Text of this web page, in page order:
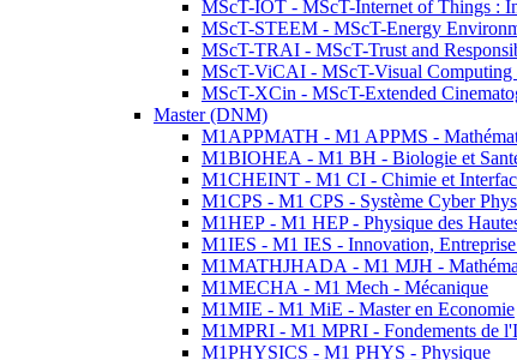
MScT-IOT - MScT-Internet of Things :
MScT-STEEM - MScT-Energy
MScT-TRAI - MScT-Trust and
MScT-ViCAI - MScT-Visual Computing
MScT-XCin - MScT-Extended
Master (DNM)
M1APPMATH - M1 APPMS -
M1BIOHEA - M1 BH - Biologie et
M1CHEINT - M1 CI - Chimie et
M1CPS - M1 CPS - Système Cyber
M1HEP - M1 HEP - Physique des
M1IES - M1 IES - Innovation, Entreprise
M1MATHJHADA - M1 MJH -
M1MECHA - M1 Mech - Mécanique
M1MIE - M1 MiE - Master en Economie
M1MPRI - M1 MPRI - Fondements de
M1PHYSICS - M1 PHYS - Physique